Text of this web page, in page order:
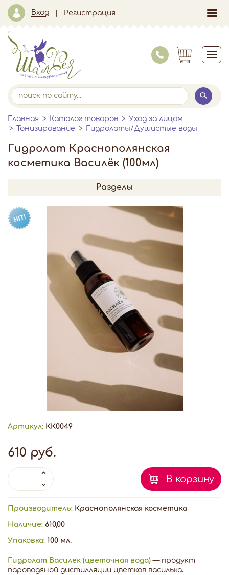
Вход Регистрация
Главная Каталог товаров
Уход за лицом
Тонизирование
Гидролаты/Душистые воды
Гидролат Краснополянская
косметика Василёк (100мл)
Разделы
Артикул: КК0049
610 руб.
В корзину
Производитель: Краснополянская косметика
Наличие: 610,00
Упаковка: 100 мл.
Гидролат Василек (цветочная вода) — продукт
пароводяной дистилляции цветков василька.